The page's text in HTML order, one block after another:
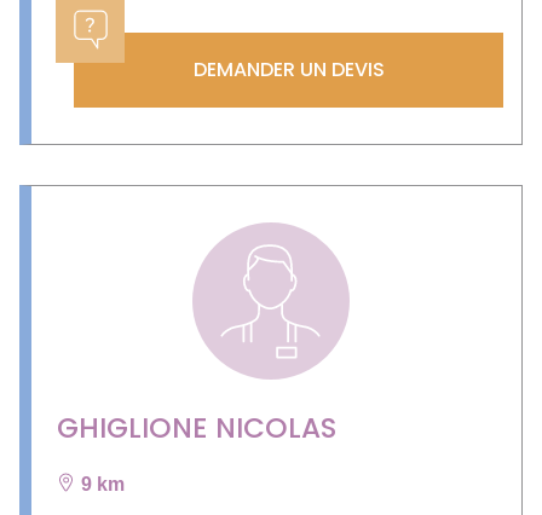
DEMANDER UN DEVIS
GHIGLIONE NICOLAS
9 km